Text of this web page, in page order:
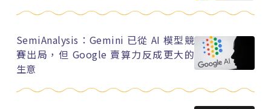
SemiAnalysis：Gemini 已從 AI 模型競
賽出局，但 Google 賣算力反成更大的
生意